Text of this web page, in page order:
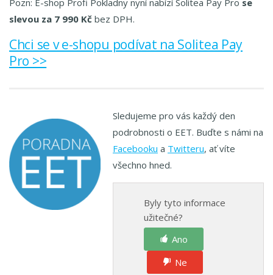
slevou za 7 990 Kč bez DPH.
Chci se v e-shopu podívat na Solitea Pay
Pro >>
Sledujeme pro vás každý den
podrobnosti o EET. Buďte s námi na
Facebooku a Twitteru, ať víte
všechno hned.
Byly tyto informace
užitečné?
Ano
Ne